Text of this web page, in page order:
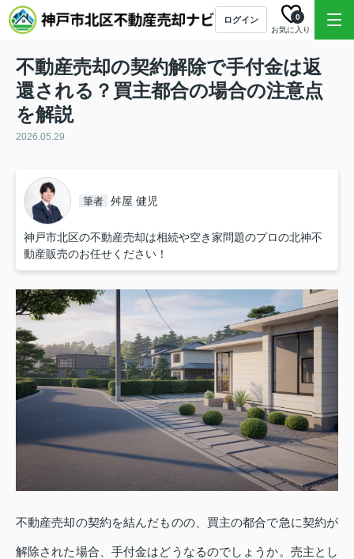
ログイン
お気に入り
0
不動産売却の契約解除で手付金は返
還される？買主都合の場合の注意点
を解説
2026.05.29
筆者 舛屋 健児
神戸市北区の不動産売却は相続や空き家問題のプロの北神不
動産販売のお任せください！
不動産売却の契約を結んだものの、買主の都合で急に契約が
解除された場合、手付金はどうなるのでしょうか。売主とし